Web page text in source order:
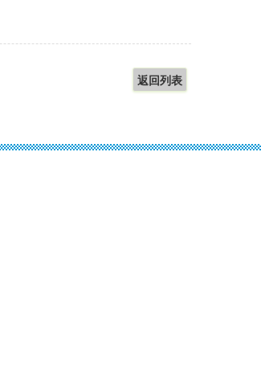
返回列表